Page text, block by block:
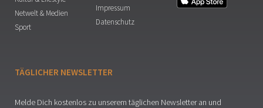
Netwelt & Medien
Sport
Impressum
Datenschutz
TÄGLICHER NEWSLETTER
Melde Dich kostenlos zu unserem täglichen Newsletter an und